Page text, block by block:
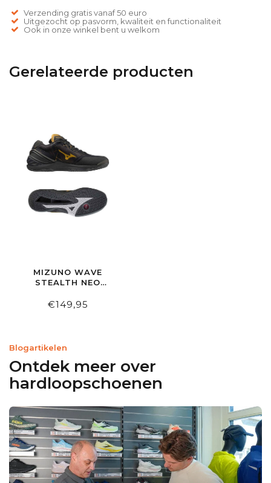
Verzending gratis vanaf 50 euro
Uitgezocht op pasvorm, kwaliteit en functionaliteit
Ook in onze winkel bent u welkom
Gerelateerde producten
MIZUNO WAVE
STEALTH NEO
€149,95
Blogartikelen
Ontdek meer over
hardloopschoenen